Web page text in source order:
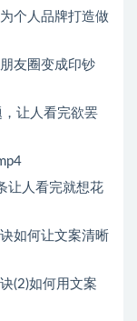
个人品牌打造做
友圈变成印钞
让人看完欲罢
人看完就想花
如何让文案清晰
(2)如何用文案